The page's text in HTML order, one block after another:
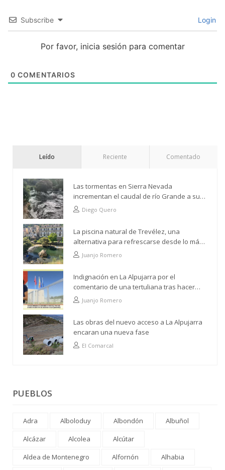
Subscribe Login
Por favor, inicia sesión para comentar
0 COMENTARIOS
Leído Reciente Comentado
Las tormentas en Sierra Nevada
incrementan el caudal de río Grande a su
paso por Trevélez
Diego Quero
La piscina natural de Trevélez, una
alternativa para refrescarse desde lo más
altoJuanjo Romero
Indignación en La Alpujarra por el
comentario de una tertuliana tras hacer
alusión al analfabetismo con la comarca
Juanjo Romero
Las obras del nuevo acceso a La Alpujarra
encaran una nueva fase
El Comarcal
PUEBLOS
Adra Alboloduy Albondón
Albuñol
Alcázar
Alcolea
Alcútar
Aldea de Montenegro
Alfornón
Alhabia